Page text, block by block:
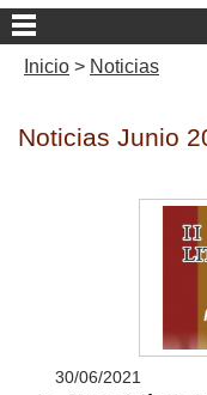
Inicio > Noticias
Noticias Junio
30/06/2021